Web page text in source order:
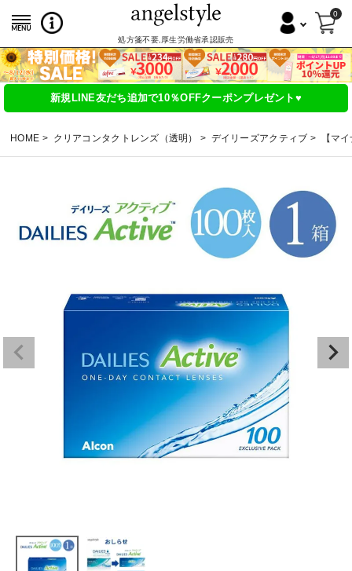
処方箋不要,厚生労働省承認販売
0
新規LINE友だち追加で10％OFFクーポンプレゼント♥
HOME クリアコンタクトレンズ（透明） デイリーズアクティブ 【マ